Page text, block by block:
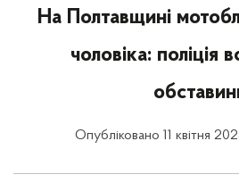
На Полтавщині
чоловіка: поліція
Опубліковано 11 квітня